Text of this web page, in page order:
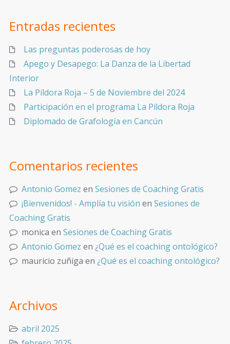
Entradas recientes
Las preguntas poderosas de hoy
Apego y Desapego: La Danza de la Libertad
Interior
La Píldora Roja – 5 de Noviembre del 2024
Participación en el programa La Píldora Roja
Diplomado de Grafología en Cancún
Comentarios recientes
Antonio Gomez en Sesiones de Coaching Gratis
¡Bienvenidos! - Amplía tu visión en Sesiones de
Coaching Gratis
monica en Sesiones de Coaching Gratis
Antonio Gomez en ¿Qué es el coaching ontológico?
mauricio zuñiga en ¿Qué es el coaching ontológico?
Archivos
abril 2025